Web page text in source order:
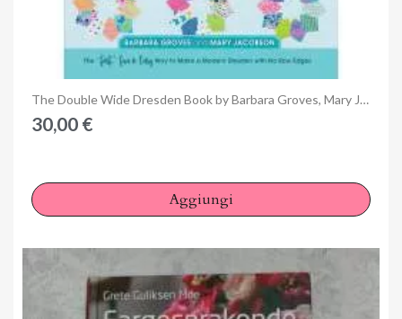
Anteprima The Double Wide Dresden Book by Barbara Groves, Mary Jacobson - Martingale
30,00 €
Aggiungi